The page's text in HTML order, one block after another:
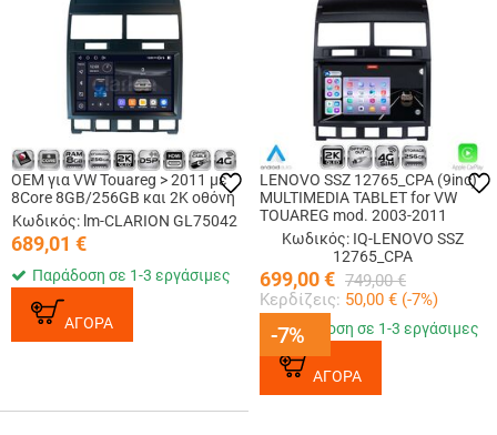
OEM για VW Touareg > 2011 με
8Core 8GB/256GB και 2Κ οθόνη
Κωδικός: lm-CLARION GL75042
689,01 €
Παράδοση σε 1-3 εργάσιμες
ΑΓΟΡΑ -7%
LENOVO SSZ 12765_CPA (9inc)
MULTIMEDIA TABLET for VW
TOUAREG mod. 2003-2011
Κωδικός: IQ-LENOVO SSZ
12765_CPA
699,00€ 749,00 €
Κερδίζεις: 50,00 € (-7%)
-7%
Παράδοση σε 1-3 εργάσιμες
ΑΓΟΡΑ